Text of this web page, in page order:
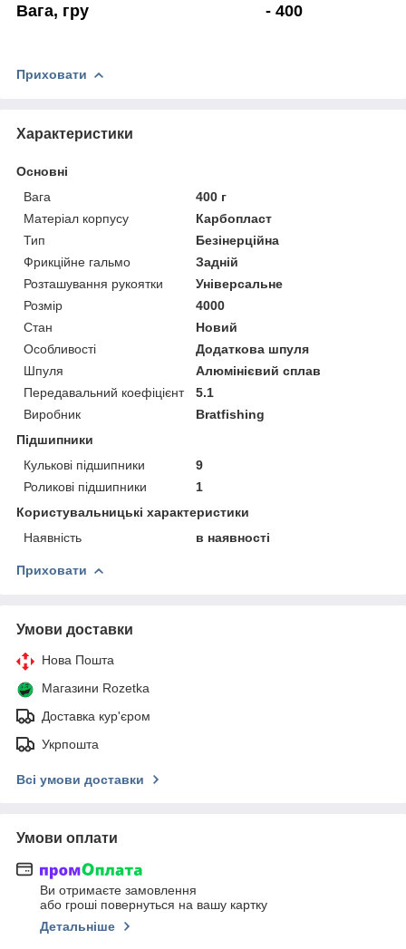
Вага, гру - 400
Приховати
Характеристики
Основні
Вага
400 г
Матеріал корпусу
Карбопласт
Тип
Безінерційна
Фрикційне гальмо
Задній
Розташування рукоятки
Універсальне
Розмір
4000
Стан
Новий
Особливості
Додаткова шпуля
Шпуля
Алюмінієвий сплав
Передавальний коефіцієнт
5.1
Виробник
Bratfishing
Підшипники
Кулькові підшипники
9
Роликові підшипники
1
Користувальницькі характеристики
Наявність
в наявності
Приховати
Умови доставки
Нова Пошта
Магазини Rozetka
Доставка кур'єром
Укрпошта
Всі умови доставки
Умови оплати
Ви отримаєте замовлення
або гроші повернуться на вашу картку
Детальніше